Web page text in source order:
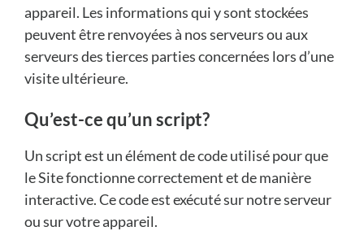
appareil. Les informations qui y sont stockées
peuvent être renvoyées à nos serveurs ou aux
serveurs des tierces parties concernées lors d’une
visite ultérieure.
Qu’est-ce qu’un script?
Un script est un élément de code utilisé pour que
le Site fonctionne correctement et de manière
interactive. Ce code est exécuté sur notre serveur
ou sur votre appareil.